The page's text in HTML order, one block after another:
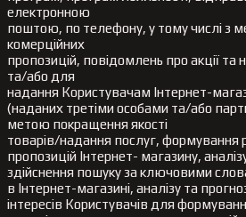
електронною
поштою, по телефону, у тому числі з
комерційних
пропозицій, повідомлень про акції та
та/або для
надання Користувачам Інтернет-
(наданих третіми особами та/або
метою покращення якості
товарів/надання послуг, формування
пропозицій Інтернет- магазину,
здійснення пошуку за ключовими
в Інтернет-магазині, аналізу та
інтересів Користувачів для